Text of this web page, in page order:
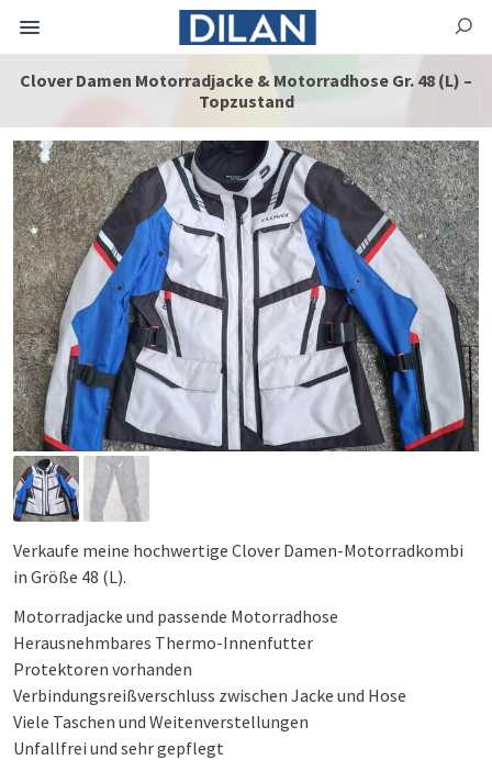
Clover Damen Motorradjacke & Motorradhose Gr. 48 (L) –
Topzustand
Verkaufe meine hochwertige Clover Damen-Motorradkombi
in Größe 48 (L).
Motorradjacke und passende Motorradhose
Herausnehmbares Thermo-Innenfutter
Protektoren vorhanden
Verbindungsreißverschluss zwischen Jacke und Hose
Viele Taschen und Weitenverstellungen
Unfallfrei und sehr gepflegt